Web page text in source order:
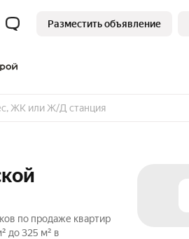
Разместить объявление
по продаже квартир
до 325 м² в